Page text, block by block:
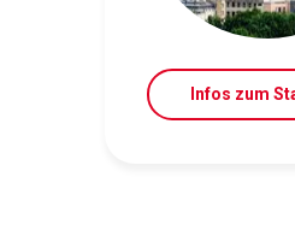
Infos zum